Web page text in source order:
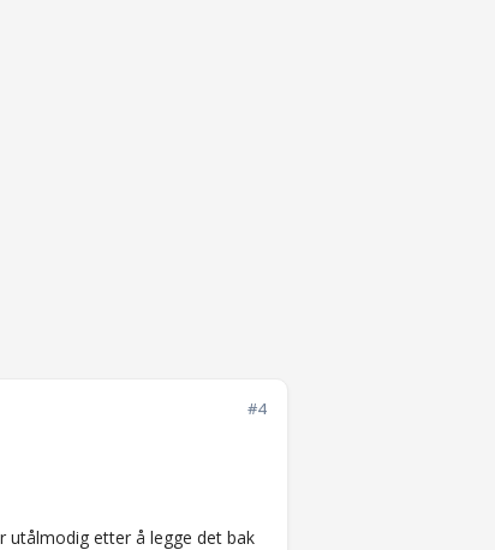
#4
utålmodig etter å legge det bak